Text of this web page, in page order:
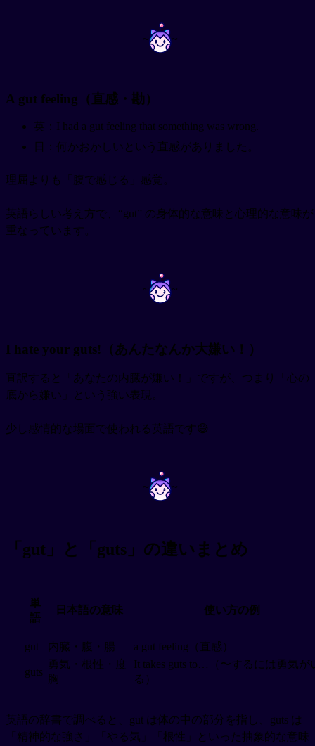
~ ~
A gut feeling（直感・勘）
英：I had a gut feeling that something was wrong.
日：何かおかしいという直感がありました。
理屈よりも「腹で感じる」感覚。
英語らしい考え方で、“gut” の身体的な意味と心理的な意味が
重なっています。
~ ~
I hate your guts!（あんたなんか大嫌い！）
直訳すると「あなたの内臓が嫌い！」ですが、つまり「心の
底から嫌い」という強い表現。
少し感情的な場面で使われる英語です😅
~ ~
「gut」と「guts」の違いまとめ
単
語
日本語の意味 使い方の例
gut 内臓・腹・腸 a gut feeling（直感）
guts
勇気・根性・度
胸
It takes guts to…（〜するには勇気が
る）
英語の辞書で調べると、gut は体の中の部分を指し、guts は
「精神的な強さ」「やる気」「根性」といった抽象的な意味